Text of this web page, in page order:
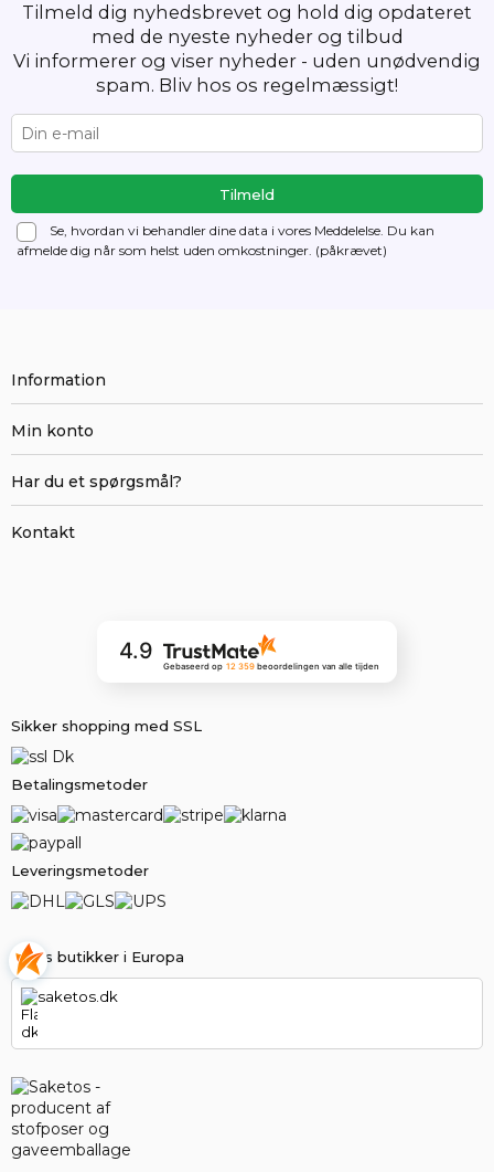
Tilmeld dig nyhedsbrevet og hold dig opdateret
med de nyeste nyheder og tilbud
Vi informerer og viser nyheder - uden unødvendig
spam. Bliv hos os regelmæssigt!
Se, hvordan vi behandler dine data i vores Meddelelse. Du kan
afmelde dig når som helst uden omkostninger. (påkrævet)
Vores butikker i Europa
saketos.dk
Information
Min konto
Har du et spørgsmål?
Kontakt
4.9
Gebaseerd op 12 359 beoordelingenvan alle tijden
Sikker shopping med SSL
Betalingsmetoder
Leveringsmetoder